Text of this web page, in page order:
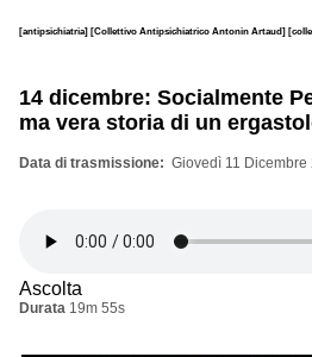
[antipsichiatria] [Collettivo Antipsichiatrico Antonin Artaud]
14 dicembre: Socialmente
ma vera storia di un
Data di trasmissione Giovedì 11 Dicembre
Ascolta
Durata 19m 55s